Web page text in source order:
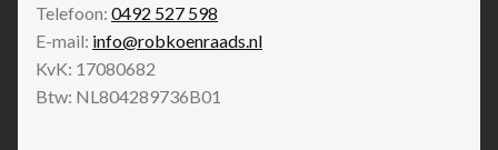
Telefoon: 0492 527 598
E-mail: info@robkoenraads.nl
KvK: 17080682
Btw: NL804289736B01